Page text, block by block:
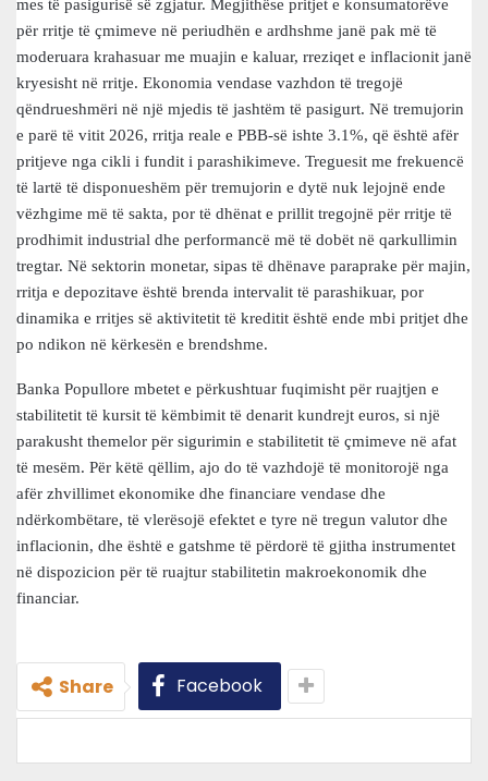
mes të pasigurisë së zgjatur. Megjithëse pritjet e konsumatorëve
për rritje të çmimeve në periudhën e ardhshme janë pak më të
moderuara krahasuar me muajin e kaluar, rreziqet e inflacionit janë
kryesisht në rritje. Ekonomia vendase vazhdon të tregojë
qëndrueshmëri në një mjedis të jashtëm të pasigurt. Në tremujorin
e parë të vitit 2026, rritja reale e PBB-së ishte 3.1%, që është afër
pritjeve nga cikli i fundit i parashikimeve. Treguesit me frekuencë
të lartë të disponueshëm për tremujorin e dytë nuk lejojnë ende
vëzhgime më të sakta, por të dhënat e prillit tregojnë për rritje të
prodhimit industrial dhe performancë më të dobët në qarkullimin
tregtar. Në sektorin monetar, sipas të dhënave paraprake për majin,
rritja e depozitave është brenda intervalit të parashikuar, por
dinamika e rritjes së aktivitetit të kreditit është ende mbi pritjet dhe
po ndikon në kërkesën e brendshme.
Banka Popullore mbetet e përkushtuar fuqimisht për ruajtjen e
stabilitetit të kursit të këmbimit të denarit kundrejt euros, si një
parakusht themelor për sigurimin e stabilitetit të çmimeve në afat
të mesëm. Për këtë qëllim, ajo do të vazhdojë të monitorojë nga
afër zhvillimet ekonomike dhe financiare vendase dhe
ndërkombëtare, të vlerësojë efektet e tyre në tregun valutor dhe
inflacionin, dhe është e gatshme të përdorë të gjitha instrumentet
në dispozicion për të ruajtur stabilitetin makroekonomik dhe
financiar.
Share Facebook